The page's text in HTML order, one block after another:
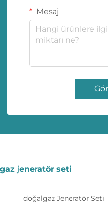
Mesaj
gaz jeneratör seti
doğalgaz Jeneratör Seti